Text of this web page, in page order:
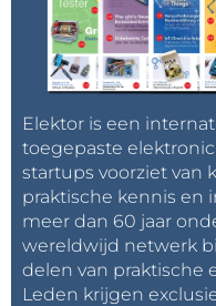
Elektor is een
toegepaste
startups voorziet van
praktische kennis en
meer dan 60 jaar
wereldwijd netwerk
delen van praktische
Leden krijgen